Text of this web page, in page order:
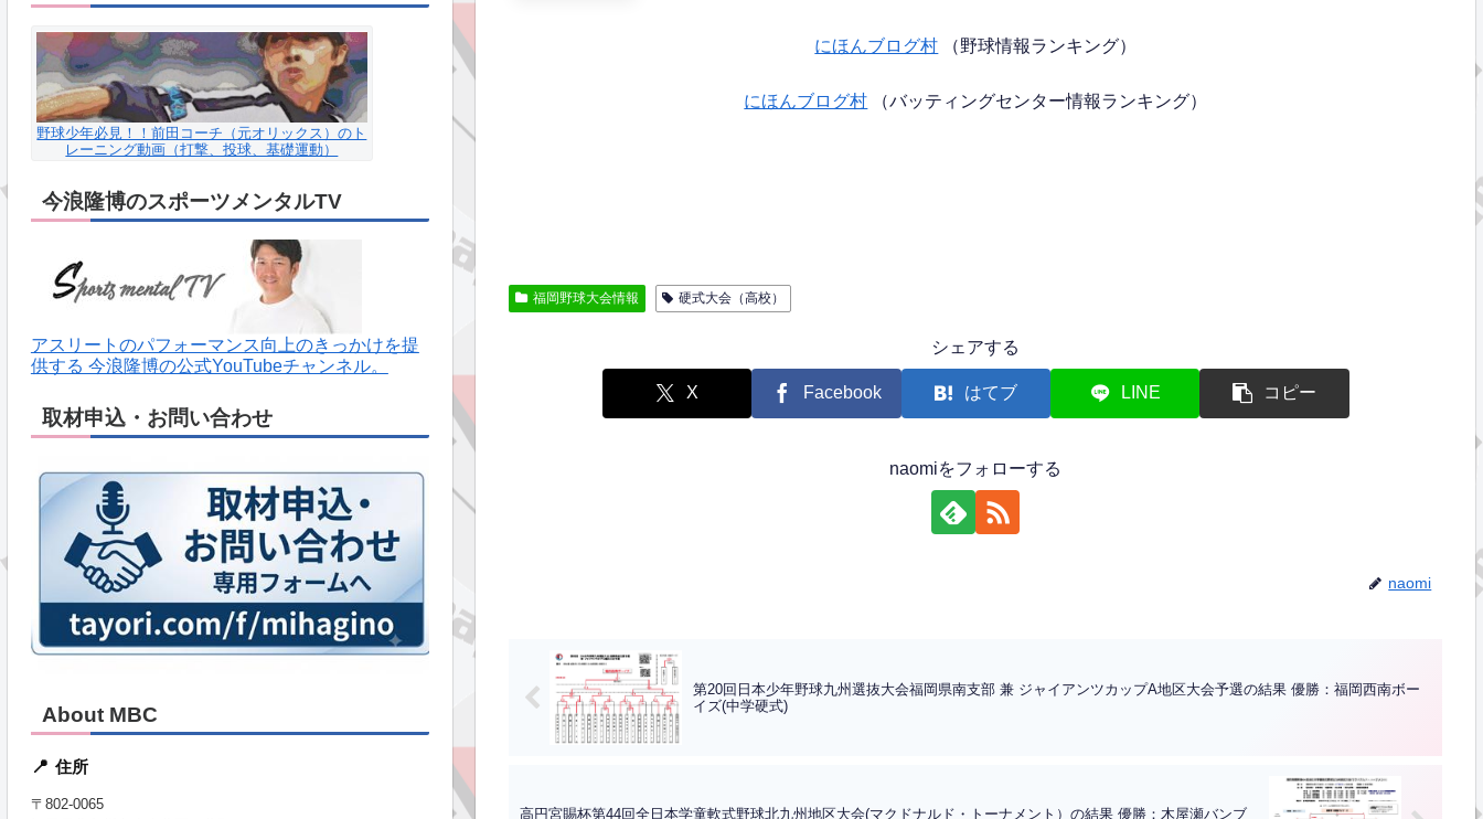
にほんブログ村 （野球情報ランキング）
にほんブログ村 （バッティングセンター情報ランキング）
福岡野球大会情報 硬式大会（高校）
シェアする
X Facebook はてブ LINE コピー
naomiをフォローする
naomi
第20回日本少年野球九州選抜大会福岡県南支部 兼 ジャイアンツカップA地区大会予選の結果 優勝：福岡西南ボー
イズ(中学硬式)
高円宮賜杯第44回全日本学童軟式野球北九州地区大会(マクドナルド・トーナメント）の結果 優勝：木屋瀬バンブ
野球少年必見！！前田コーチ（元オリックス）のト
レーニング動画（打撃、投球、基礎運動）
今浪隆博のスポーツメンタルTV
アスリートのパフォーマンス向上のきっかけを提
供する 今浪隆博の公式YouTubeチャンネル。
取材申込・お問い合わせ
About MBC
📍 住所
〒802-0065